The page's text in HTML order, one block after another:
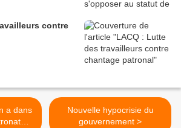
contre
Nouvelle hypocrisie du
gouvernement >